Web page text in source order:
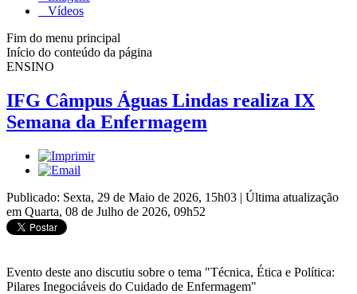
Vídeos
Fim do menu principal
Início do conteúdo da página
ENSINO
IFG Câmpus Águas Lindas realiza IX
Semana da Enfermagem
Publicado: Sexta, 29 de Maio de 2026, 15h03 | Última atualização
em Quarta, 08 de Julho de 2026, 09h52
Evento deste ano discutiu sobre o tema "Técnica, Ética e Política:
Pilares Inegociáveis do Cuidado de Enfermagem"